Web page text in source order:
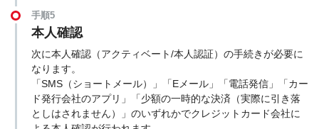
手順5
本人確認
次に本人確認（アクティベート/本人認証）の手続きが必要に
なります。
「SMS（ショートメール）」「Eメール」「電話発信」「カー
ド発行会社のアプリ」「少額の一時的な決済（実際に引き落
としはされません）」のいずれかでクレジットカード会社に